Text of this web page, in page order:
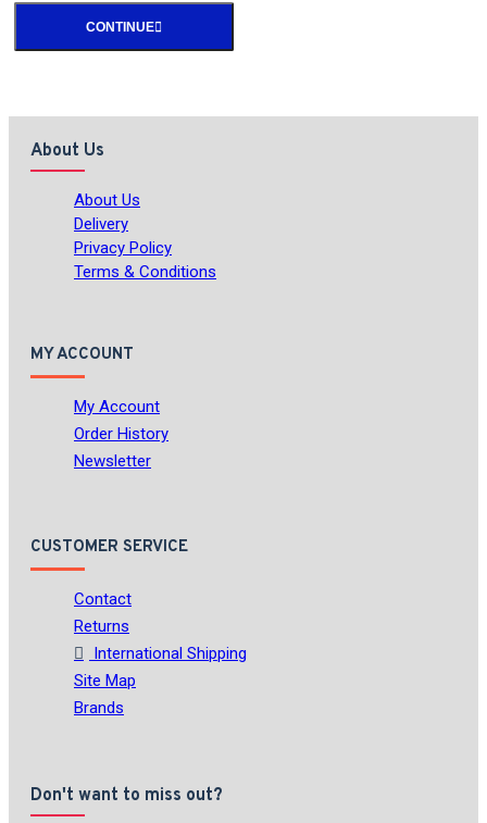
CONTINUE
About Us
About Us
Delivery
Privacy Policy
Terms & Conditions
MY ACCOUNT
My Account
Order History
Newsletter
CUSTOMER SERVICE
Contact
Returns
International Shipping
Site Map
Brands
Don't want to miss out?